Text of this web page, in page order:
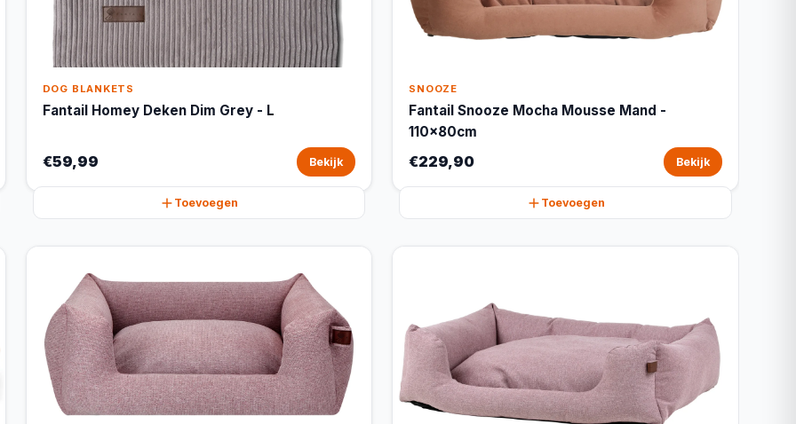
DOG BLANKETS
Fantail Homey Deken Dim Grey - L
€59,99 Bekijk
Toevoegen
SNOOZE
Fantail Snooze Mocha Mousse Mand -
110x80cm
€229,90 Bekijk
Toevoegen